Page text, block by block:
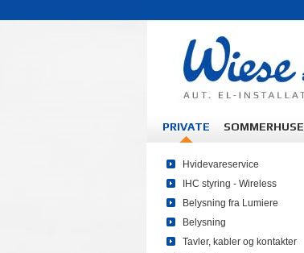
PRIVATE SOMMERHUSE
Hvidevareservice
IHC styring - Wireless
Belysning fra Lumiere
Belysning
Tavler, kabler og kontakter